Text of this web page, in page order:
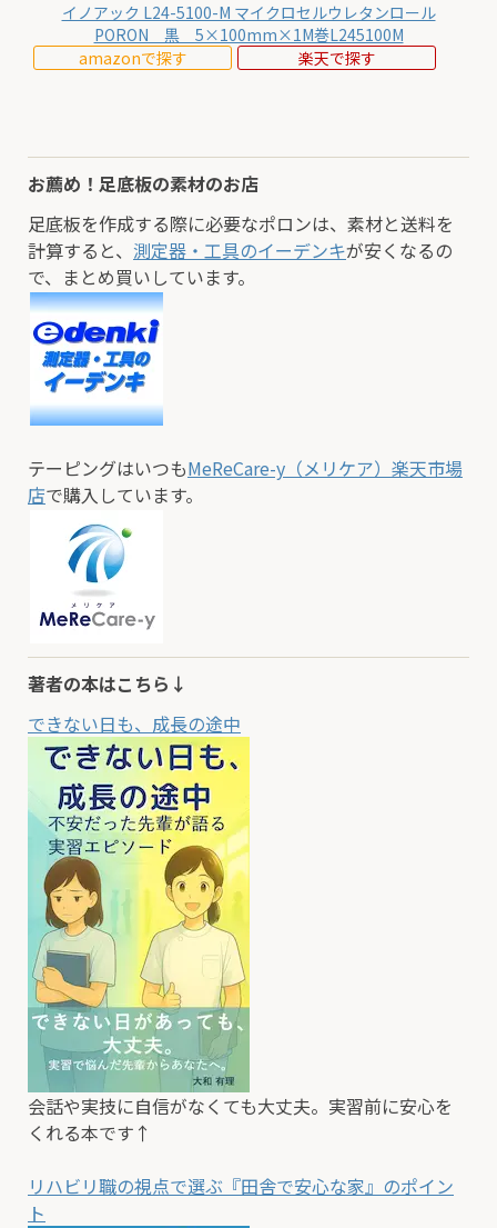
イノアック L24-5100-M マイクロセルウレタンロール
PORON 黒 5×100mm×1M巻L245100M
amazonで探す
楽天で探す
お薦め！足底板の素材のお店
足底板を作成する際に必要なポロンは、素材と送料を
計算すると、 測定器・工具のイーデンキが安くなるの
で、まとめ買いしています。
テーピングはいつもMeReCare-y（メリケア）楽天市場
店で購入しています。
著者の本はこちら↓
できない日も、成長の途中
会話や実技に自信がなくても大丈夫。実習前に安心を
くれる本です↑
リハビリ職の視点で選ぶ『田舎で安心な家』のポイン
ト